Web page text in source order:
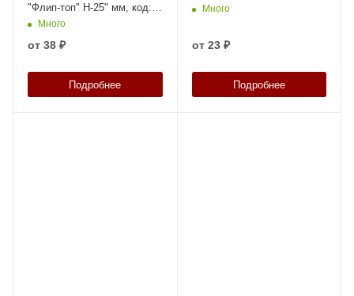
"Флип-топ" Н-25" мм, код:
39650
Много
от 38 ₽
Подробнее
Много
от 23 ₽
Подробнее